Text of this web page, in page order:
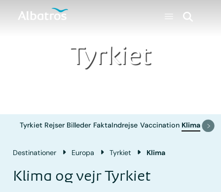
Tyrkiet
Tyrkiet Rejser Billeder FaktaIndrejse Vaccination Klima
Destinationer Europa Tyrkiet Klima
Klima og vejr Tyrkiet